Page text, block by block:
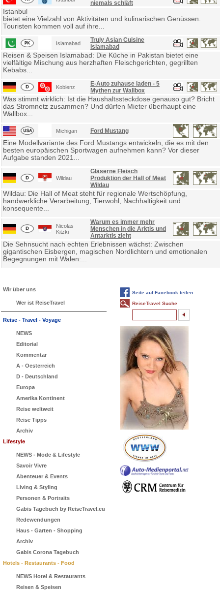
niemals schläft
Istanbul
bietet eine Vielzahl von Aktivitäten und kulinarischen Genüssen.
Touristen kommen voll auf ihre...
Islamabad
Truly Asian Cuisine
Islamabad
Reisen & Speisen Islamabad: Die Küche in Pakistan bietet eine
vielfältige Mischung aus herzhaften Fleischgerichten, gegrillten
Kebabs...
Koblenz
E-Auto zuhause laden - 5
Mythen zur Wallbox
Was stimmt wirklich: Ist die Haushaltssteckdose genauso gut? Bricht
das Stromnetz zusammen? Und dürfen Mieter überhaupt eine
Wallbox...
Michigan Ford Mustang
Eine Modellvariante des Ford Mustangs entwickeln, die es mit den
besten europäischen Sportwagen aufnehmen kann? Vor dieser
Aufgabe standen 2021...
Wildau
Gläserne Fleisch
Produktion der Hall of Meat
Wildau
Wildau: Die Hall of Meat steht für regionale Wertschöpfung,
handwerkliche Verarbeitung, Tierwohl, Nachhaltigkeit und
konsequente...
Nicolas
Kitzki
Warum es immer mehr
Menschen in die Arktis und
Antarktis zieht
Die Sehnsucht nach echten Erlebnissen wächst: Zwischen
gigantischen Eisbergen, magischen Nordlichtern und emotionalen
Begegnungen mit Walen:...
Wir über uns
Wer ist ReiseTravel
Reise - Travel - Voyage
NEWS
Editorial
Kommentar
A - Oesterreich
D - Deutschland
Europa
Amerika Kontinent
Reise weltweit
Reise Tipps
Archiv
Lifestyle
NEWS - Mode & Lifestyle
Savoir Vivre
Abenteuer & Events
Living & Styling
Personen & Portraits
Gabis Tagebuch by ReiseTravel.eu
Redewendungen
Haus - Garten - Shopping
Archiv
Gabis Corona Tagebuch
Hotels - Restaurants - Food
NEWS Hotel & Restaurants
Reisen & Speisen
Seite auf Facebook teilen
ReiseTravel Suche